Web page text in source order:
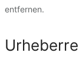
entfernen.